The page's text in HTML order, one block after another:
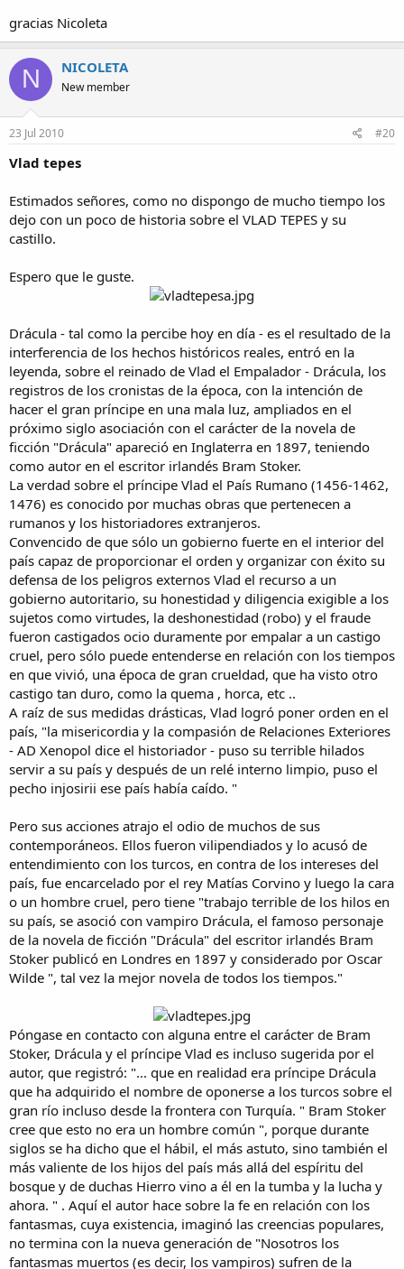
gracias Nicoleta
N NICOLETA
New member
23 Jul 2010 #20
Vlad tepes
Estimados señores, como no dispongo de mucho tiempo los
dejo con un poco de historia sobre el VLAD TEPES y su
castillo.
Espero que le guste.
Drácula - tal como la percibe hoy en día - es el resultado de la
interferencia de los hechos históricos reales, entró en la
leyenda, sobre el reinado de Vlad el Empalador - Drácula, los
registros de los cronistas de la época, con la intención de
hacer el gran príncipe en una mala luz, ampliados en el
próximo siglo asociación con el carácter de la novela de
ficción "Drácula" apareció en Inglaterra en 1897, teniendo
como autor en el escritor irlandés Bram Stoker.
La verdad sobre el príncipe Vlad el País Rumano (1456-1462,
1476) es conocido por muchas obras que pertenecen a
rumanos y los historiadores extranjeros.
Convencido de que sólo un gobierno fuerte en el interior del
país capaz de proporcionar el orden y organizar con éxito su
defensa de los peligros externos Vlad el recurso a un
gobierno autoritario, su honestidad y diligencia exigible a los
sujetos como virtudes, la deshonestidad (robo) y el fraude
fueron castigados ocio duramente por empalar a un castigo
cruel, pero sólo puede entenderse en relación con los tiempos
en que vivió, una época de gran crueldad, que ha visto otro
castigo tan duro, como la quema , horca, etc ..
A raíz de sus medidas drásticas, Vlad logró poner orden en el
país, "la misericordia y la compasión de Relaciones Exteriores
- AD Xenopol dice el historiador - puso su terrible hilados
servir a su país y después de un relé interno limpio, puso el
pecho injosirii ese país había caído. "
Pero sus acciones atrajo el odio de muchos de sus
contemporáneos. Ellos fueron vilipendiados y lo acusó de
entendimiento con los turcos, en contra de los intereses del
país, fue encarcelado por el rey Matías Corvino y luego la cara
o un hombre cruel, pero tiene "trabajo terrible de los hilos en
su país, se asoció con vampiro Drácula, el famoso personaje
de la novela de ficción "Drácula" del escritor irlandés Bram
Stoker publicó en Londres en 1897 y considerado por Oscar
Wilde ", tal vez la mejor novela de todos los tiempos."
Póngase en contacto con alguna entre el carácter de Bram
Stoker, Drácula y el príncipe Vlad es incluso sugerida por el
autor, que registró: "... que en realidad era príncipe Drácula
que ha adquirido el nombre de oponerse a los turcos sobre el
gran río incluso desde la frontera con Turquía. " Bram Stoker
cree que esto no era un hombre común ", porque durante
siglos se ha dicho que el hábil, el más astuto, sino también el
más valiente de los hijos del país más allá del espíritu del
bosque y de duchas Hierro vino a él en la tumba y la lucha y
ahora. " . Aquí el autor hace sobre la fe en relación con los
fantasmas, cuya existencia, imaginó las creencias populares,
no termina con la nueva generación de "Nosotros los
fantasmas muertos (es decir, los vampiros) sufren de la